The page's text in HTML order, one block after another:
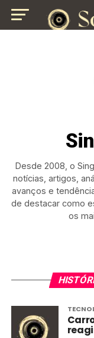
Desde 2008, o
notícias, artigos,
avanços e
de destacar como
os